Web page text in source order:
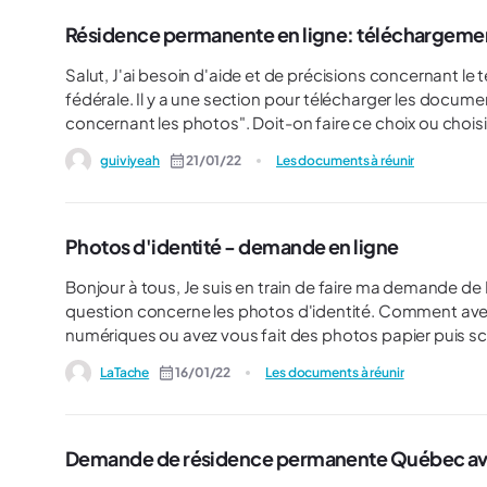
Résidence permanente en ligne:
Salut, J'ai besoin d'aide et de précisions concernant le téléchargement de photos pour la RP en ligne pour l'étape
fédérale. Il y a une section pour télécharger les documents et parmi les choix qui sont proposés, on trouve
concernant les photos". Doit-on faire ce choix ou
guiviyeah 21/01/22 Les documents à réunir
Photos d'identité - demande en ligne
Bonjour à tous, Je suis en train de faire ma demande de RP (avec CSQ), en passant par la demande en ligne. Ma
question concerne les photos d'identité. Comment
numériques ou avez vous fait des photos papier puis scanné celles-ci pour les joindre à votre dossier ? Si vous avez
fait en numérique, comment vous avez fait pour
photo ? Je vous remercie
LaTache 16/01/22 Les documents à réunir
Demande de résidence permanente Québec